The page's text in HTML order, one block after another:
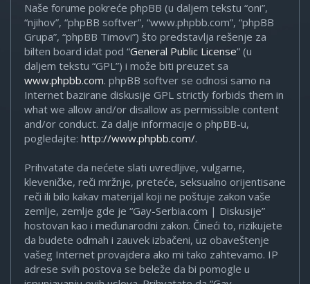
Naše forume pokreće phpBB (u daljem tekstu “oni”,
“njihov”, “phpBB softver”, “www.phpbb.com”, “phpBB
Grupa”, “phpBB Timovi”) što predstavlja rešenje za
bilten board idat pod “General Public License” (u
daljem tekstu “GPL”) i može biti preuzet sa
www.phpbb.com. phpBB softver se odnosi samo na
Internet bazirane diskusije GPL strictly forbids them in
what we allow and/or disallow as permissible content
and/or conduct. Za dalje informacije o phpBB-u,
pogledajte: http://www.phpbb.com/.
Prihvatate da nećete slati uvredljive, vulgarne,
kleveničke, reči mržnje, preteće, seksualno orijentisane
reči ili bilo kakav materijal koji ne poštuje zakon vaše
zemlje, zemlje gde je “Gay-Serbia.com | Diskusije”
hostovan kao i međunarodni zakon. Čineći to, rizikujete
da budete odmah i zauvek izbačeni, uz obaveštenje
vašeg Internet provajdera ako mi tako zahtevamo. IP
adrese svih postova se beleže da bi pomogle u